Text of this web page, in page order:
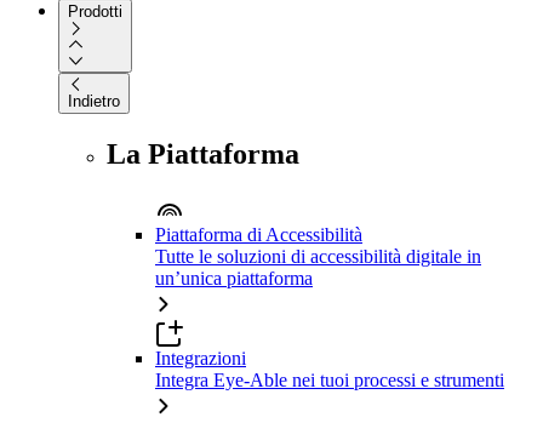
Prodotti
Indietro
La Piattaforma
Piattaforma di Accessibilità
Tutte le soluzioni di accessibilità digitale in
un’unica piattaforma
Integrazioni
Integra Eye-Able nei tuoi processi e strumenti